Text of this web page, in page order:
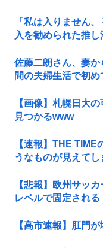
「私は入りません
入を勧められた推
佐藤二朗さん、妻
間の夫婦生活で初め
【画像】札幌日大
見つかるwww
【速報】THE
うなものが見えてし
【悲報】欧州サッ
レベルで固定される
【高市速報】肛門